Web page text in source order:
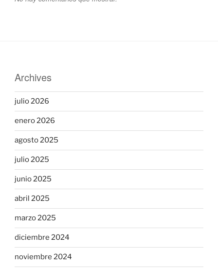
Archives
julio 2026
enero 2026
agosto 2025
julio 2025
junio 2025
abril 2025
marzo 2025
diciembre 2024
noviembre 2024